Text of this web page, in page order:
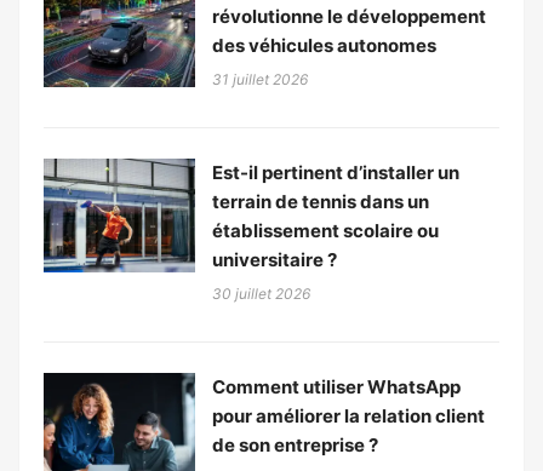
révolutionne le développement
des véhicules autonomes
31 juillet 2026
Est-il pertinent d’installer un
terrain de tennis dans un
établissement scolaire ou
universitaire ?
30 juillet 2026
Comment utiliser WhatsApp
pour améliorer la relation client
de son entreprise ?